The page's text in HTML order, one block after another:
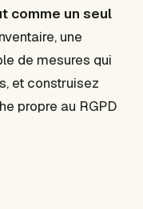
comme un seul
une
de mesures qui
et construisez
propre au RGPD